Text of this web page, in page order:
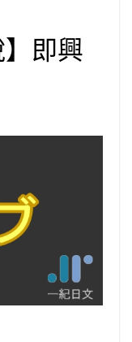
】即興